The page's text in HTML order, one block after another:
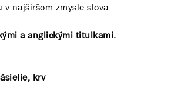
najširšom zmysle slova.
a anglickými titulkami.
krv